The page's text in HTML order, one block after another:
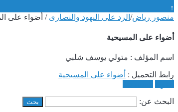
↑
منصور رياض/ الرد على اليهود والنصارى / أضواء على
أضواء على المسيحية
اسم المؤلف : متولي يوسف شلبي
رابط التحميل : أضواء على المسيحية
البحث عن: